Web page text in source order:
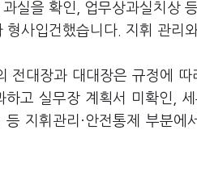
실을 확인, 업무상과실치상
사입건했습니다. 지휘 관리
전대장과 대대장은 규정에
고 실무장 계획서 미확인,
지휘관리·안전통제 부분